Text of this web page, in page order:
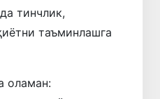
тинчлик,
таъминлашга
оламан: